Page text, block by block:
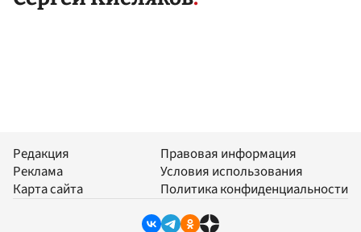
Редакция
Реклама
Карта сайта
Правовая информация
Условия использования
Политика конфиденциальности